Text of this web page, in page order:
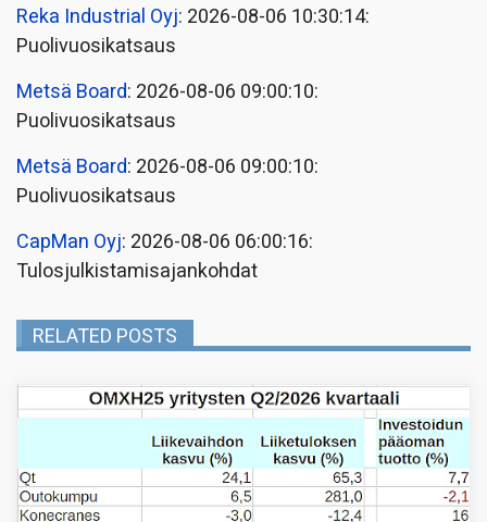
Reka Industrial Oyj: 2026-08-06 10:30:14:
Puolivuosikatsaus
Metsä Board: 2026-08-06 09:00:10:
Puolivuosikatsaus
Metsä Board: 2026-08-06 09:00:10:
Puolivuosikatsaus
CapMan Oyj: 2026-08-06 06:00:16:
Tulosjulkistamisajankohdat
RELATED POSTS